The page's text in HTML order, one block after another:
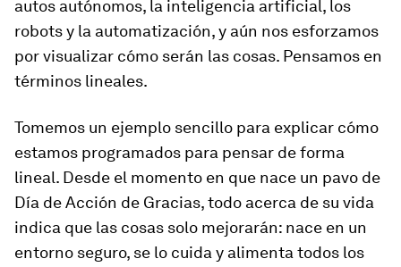
autos autónomos, la inteligencia artificial, los
robots y la automatización, y aún nos esforzamos
por visualizar cómo serán las cosas. Pensamos en
términos lineales.
Tomemos un ejemplo sencillo para explicar cómo
estamos programados para pensar de forma
lineal. Desde el momento en que nace un pavo de
Día de Acción de Gracias, todo acerca de su vida
indica que las cosas solo mejorarán: nace en un
entorno seguro, se lo cuida y alimenta todos los